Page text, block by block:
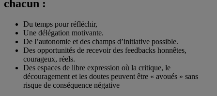
chacun :
Du temps pour réfléchir,
Une délégation motivante.
De l’autonomie et des champs d’initiative possible.
Des opportunités de recevoir des feedbacks honnêtes,
courageux, réels.
Des espaces de libre expression où la critique, le
découragement et les doutes peuvent être « avoués » sans
risque de conséquence négative